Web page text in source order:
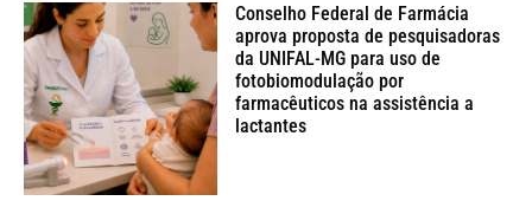
Conselho Federal de Farmácia
aprova proposta de pesquisadoras
da UNIFAL-MG para uso de
fotobiomodulação por
farmacêuticos na assistência a
lactantes